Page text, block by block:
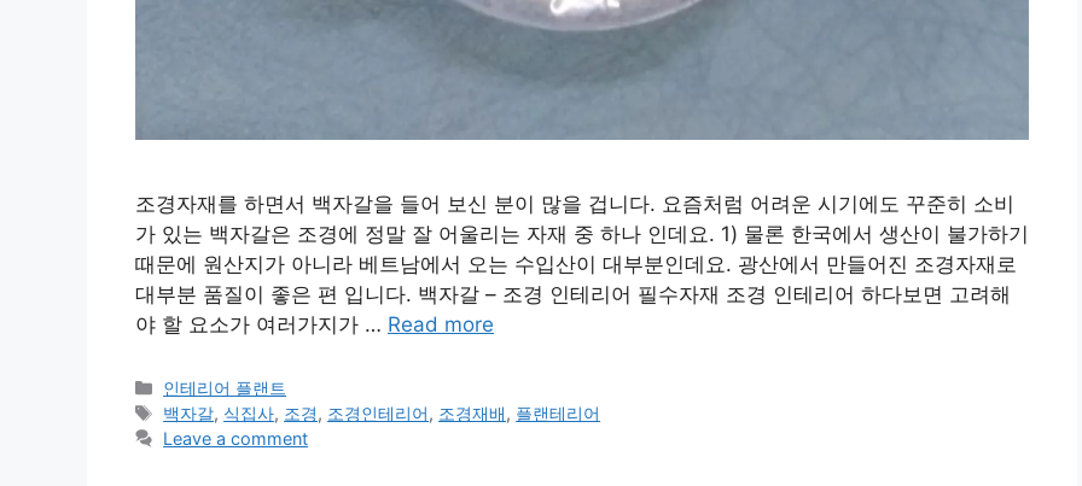
조경자재를 하면서 백자갈을 들어 보신 분이 많을 겁니다. 요즘처럼 어려운 시기에도 꾸준히 소비
가 있는 백자갈은 조경에 정말 잘 어울리는 자재 중 하나 인데요. 1) 물론 한국에서 생산이 불가하기
때문에 원산지가 아니라 베트남에서 오는 수입산이 대부분인데요. 광산에서 만들어진 조경자재로
대부분 품질이 좋은 편 입니다. 백자갈 – 조경 인테리어 필수자재 조경 인테리어 하다보면 고려해
야 할 요소가 여러가지가 … Read more
Categories
인테리어 플랜트
Tags
백자갈, 식집사, 조경, 조경인테리어, 조경재배, 플랜테리어
Leave a comment